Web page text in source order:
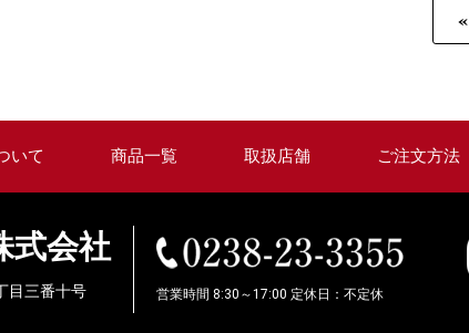
«
いて 商品一覧 取扱店舗 ご注文方法
式会社
目三番十号 営業時間 8:30～17:00 定休日：不定休